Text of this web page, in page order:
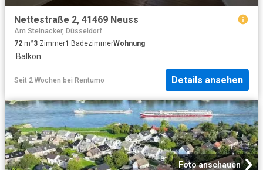
Nettestraße 2, 41469 Neuss
Am Steinacker, Düsseldorf
72 m²3 Zimmer1 BadezimmerWohnung
·Balkon
Seit 2 Wochen bei Rentumo Details ansehen
Foto anschauen